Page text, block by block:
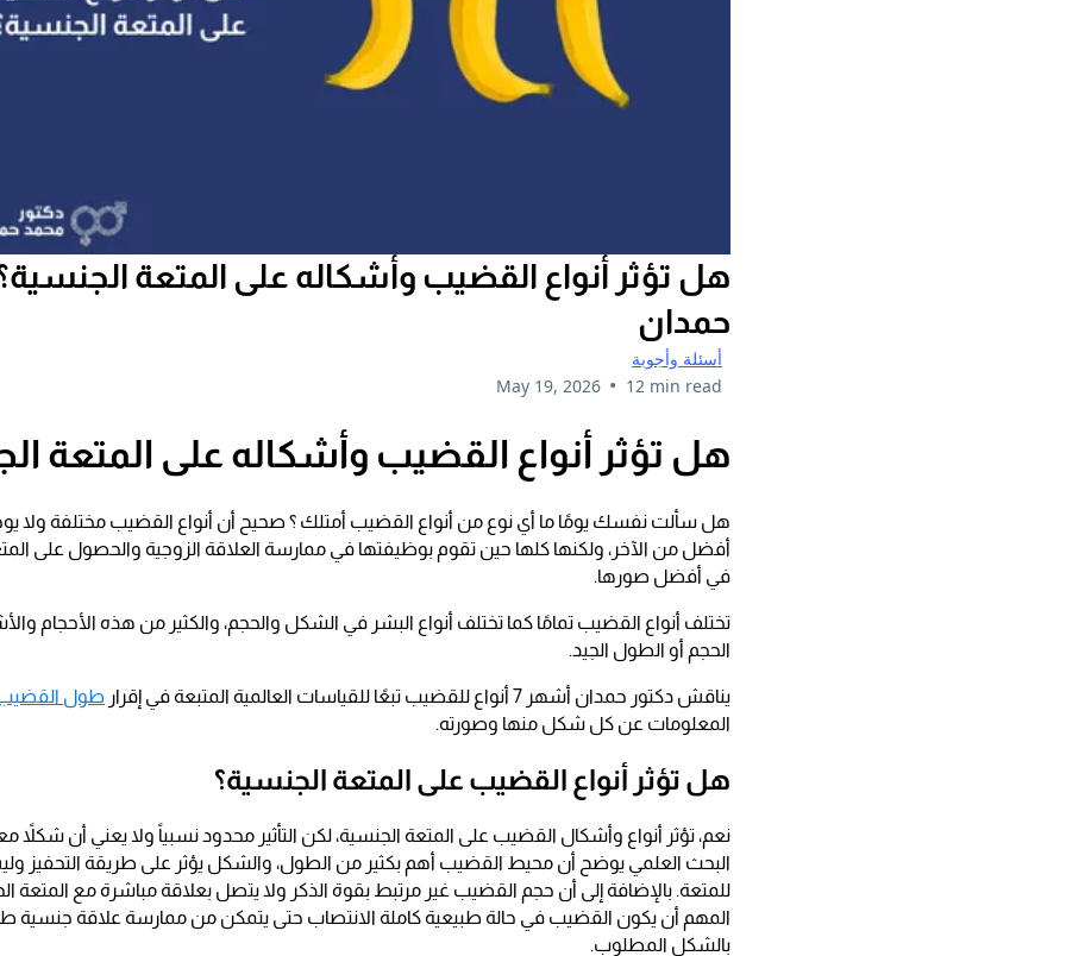
هل تؤثر أنواع القضيب وأشكاله على المتعة
حمدان
أسئلة وأجوبة
May 19, 2026 • 12 min read
هل تؤثر أنواع القضيب وأشكاله على المتعة
هل سألت نفسك يومًا ما أي نوع من أنواع القضيب أمتلك ؟ صحيح أن أنواع القضيب مختلفة ولا
أفضل من الآخر، ولكنها كلها حين تقوم بوظيفتها في ممارسة العلاقة الزوجية والحصول على
في أفضل صورها.
تختلف أنواع القضيب تمامًا كما تختلف أنواع البشر في الشكل والحجم، والكثير من هذه الأحجام
الحجم أو الطول الجيد.
يناقش دكتور حمدان أشهر 7 أنواع للقضيب تبعًا للقياسات العالمية المتبعة في إقرار
طول
المعلومات عن كل شكل منها وصورته.
هل تؤثر أنواع القضيب على المتعة الجنسية؟
نعم، تؤثر أنواع وأشكال القضيب على المتعة الجنسية، لكن التأثير محدود نسبياً ولا يعني أن
البحث العلمي يوضح أن محيط القضيب أهم بكثير من الطول، والشكل يؤثر على طريقة التحفيز
للمتعة. بالإضافة إلى أن حجم القضيب غير مرتبط بقوة الذكر ولا يتصل بعلاقة مباشرة مع المتعة
المهم أن يكون القضيب في حالة طبيعية كاملة الانتصاب حتى يتمكن من ممارسة علاقة جنسية
بالشكل المطلوب.